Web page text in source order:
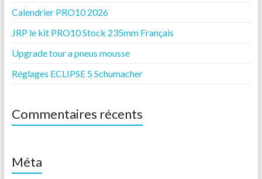
Calendrier PRO10 2026
JRP le kit PRO10 Stock 235mm Français
Upgrade tour a pneus mousse
Réglages ECLIPSE 5 Schumacher
Commentaires récents
Méta